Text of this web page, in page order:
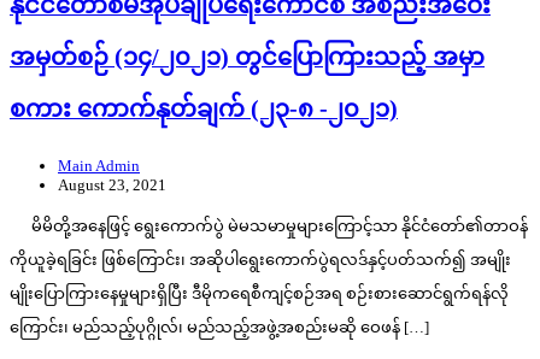
နိုင်ငံတော်စီမံအုပ်ချုပ်ရေးကောင်စီ အစည်းအဝေး
အမှတ်စဉ် (၁၄/၂၀၂၁) တွင်ပြောကြားသည့် အမှာ
စကား ကောက်နုတ်ချက် (၂၃-၈ -၂၀၂၁)
Main Admin
August 23, 2021
မိမိတို့အနေဖြင့် ရွေးကောက်ပွဲ မဲမသမာမှုများကြောင့်သာ နိုင်ငံတော်၏တာဝန်
ကိုယူခဲ့ရခြင်း ဖြစ်ကြောင်း၊ အဆိုပါရွေးကောက်ပွဲရလဒ်နှင့်ပတ်သက်၍ အမျိုး
မျိုးပြောကြားနေမှုများရှိပြီး ဒီမိုကရေစီကျင့်စဉ်အရ စဉ်းစားဆောင်ရွက်ရန်လို
ကြောင်း၊ မည်သည့်ပုဂ္ဂိုလ်၊ မည်သည့်အဖွဲ့အစည်းမဆို ဝေဖန် […]